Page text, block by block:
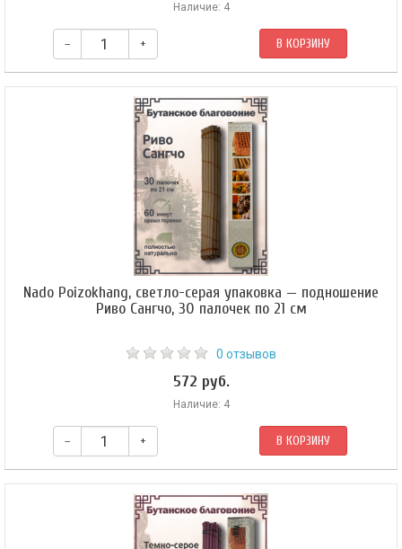
Наличие: 4
– + В КОРЗИНУ
Это благовоние используется для умиротворения божеств-защитников.
Nado Poizokhang, светло-серая упаковка — подношение
Риво Сангчо, 30 палочек по 21 см
0 отзывов
572 руб.
Наличие: 4
– + В КОРЗИНУ
Это благовоние используется для умиротворения божеств-защитников.